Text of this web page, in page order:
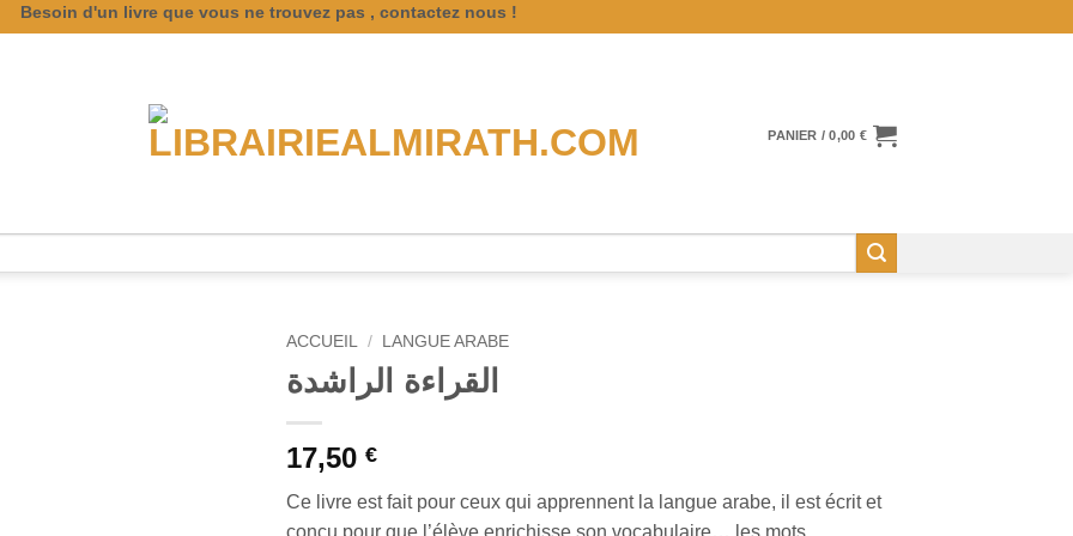
Besoin d'un livre que vous ne trouvez pas , contactez nous !
PANIER /0,00 €
ACCUEIL / LANGUE ARABE
القراءة الراشدة
17,50 €
Ce livre est fait pour ceux qui apprennent la langue arabe, il est écrit et
conçu pour que l’élève enrichisse son vocabulaire… les mots